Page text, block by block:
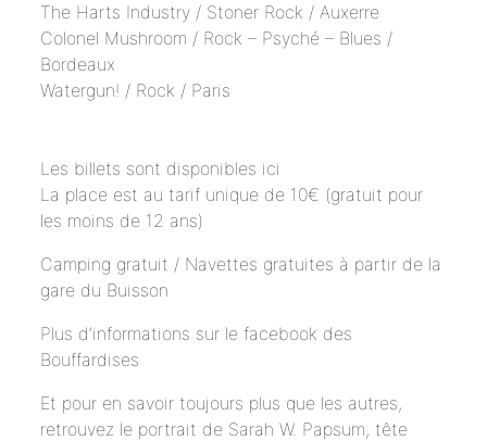
The Harts Industry / Stoner Rock / Auxerre
Colonel Mushroom / Rock – Psyché – Blues /
Bordeaux
Watergun! / Rock / Paris
Les billets sont disponibles ici
La place est au tarif unique de 10€ (gratuit pour
les moins de 12 ans)
Camping gratuit / Navettes gratuites à partir de la
gare du Buisson
Plus d’informations sur le facebook des
Bouffardises
Et pour en savoir toujours plus que les autres,
retrouvez le portrait de Sarah W. Papsum, tête